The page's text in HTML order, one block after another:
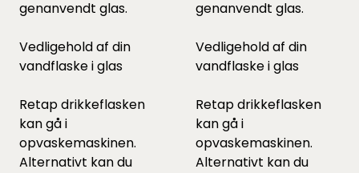
genanvendt glas.
Vedligehold af din
vandflaske i glas
Retap drikkeflasken
kan gå i
opvaskemaskinen.
Alternativt kan du
genanvendt glas.
Vedligehold af din
vandflaske i glas
Retap drikkeflasken
kan gå i
opvaskemaskinen.
Alternativt kan du